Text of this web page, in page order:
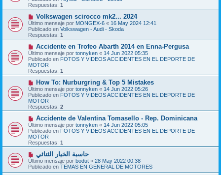
s
a
e
v
o
m
e
n
s
a
e
Respuestas: 1
N
u
e
v
o
m
e
n
s
a
j
e
Volkswagen scirocco mk2... 2024
Último mensaje por MONGEX-6 « 16 May 2024 12:41
Publicado en Volkswagen - Audi - Skoda
Respuestas: 1
N
u
e
v
o
m
e
n
s
a
j
e
Accidente en Trofeo Abarth 2014 en Enna-Pergusa
Último mensaje por tonnyken « 14 Jun 2022 05:35
Publicado en FOTOS Y VIDEOS ACCIDENTES EN EL DEPORTE DE
MOTOR
Respuestas: 1
N
u
e
v
o
m
n
s
a
j
e
How To: Nurburgring & Top 5 Mistakes
Último mensaje por tonnyken « 14 Jun 2022 05:26
Publicado en FOTOS Y VIDEOS ACCIDENTES EN EL DEPORTE DE
MOTOR
Respuestas: 2
N
u
e
v
o
m
n
s
a
Accidente de Valentina Tomasello - Rep. Dominicana
Último mensaje por tonnyken « 14 Jun 2022 05:05
Publicado en FOTOS Y VIDEOS ACCIDENTES EN EL DEPORTE DE
MOTOR
Respuestas: 1
u
e
v
حاسبة الخيار الثنائي
Último mensaje por bodut « 28 May 2022 00:38
Publicado en TEMAS EN GENERAL DE MOTORES